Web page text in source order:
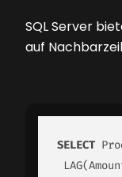
SQL Server
auf
SELECT